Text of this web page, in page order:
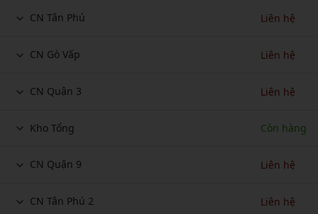
CN Tân Phú Liên hệ
CN Gò Vấp Liên hệ
CN Quận 3 Liên hệ
Kho Tổng Còn hàng
CN Quận 9 Liên hệ
CN Tân Phú 2 Liên hệ